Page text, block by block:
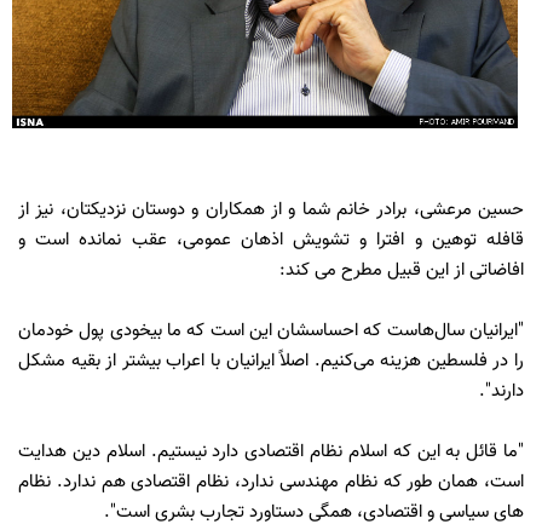
حسین مرعشی، برادر خانم شما و از همكاران و دوستان نزديكتان، نيز از
قافله توهين و افترا و تشويش اذهان عمومى، عقب نمانده است و
افاضاتى از اين قبيل مطرح مى كند:
"ایرانیان سال‌هاست که احساسشان این است که ما بی‏خودی پول خودمان
را در فلسطین هزینه می‌کنیم. اصلاً‌ ایرانیان با اعراب بیشتر از بقیه مشکل
‌دارند".
"ما قائل به این که اسلام نظام اقتصادی دارد نیستیم. اسلام دین هدایت
است، همان طور که نظام مهندسی ندارد، نظام اقتصادی هم ندارد. نظام‌
های سیاسی و اقتصادی، همگی دستاورد‌ تجارب بشری است".